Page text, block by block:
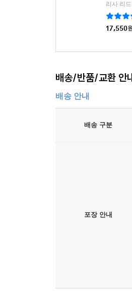
리사 리
17,550
배송/반품/교환 안
배송 안내
배송 구분
포장 안내